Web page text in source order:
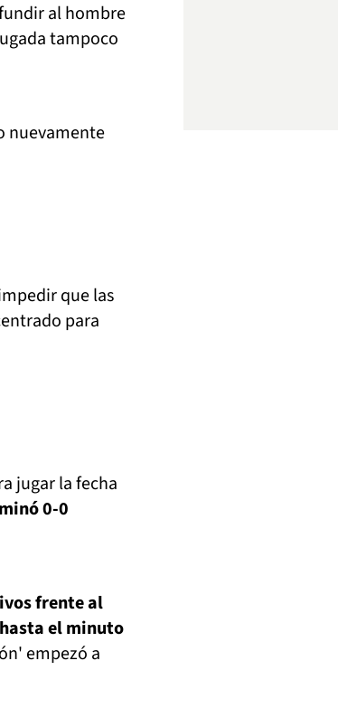
al hombre
tampoco
nuevamente
que las
para
jugar la fecha
0-0
frente al
el minuto
empezó a